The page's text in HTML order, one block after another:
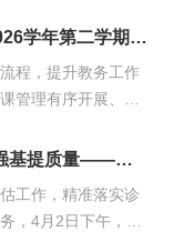
执业资格考试5524教务处成功召开2025-2026学年第二学期公选课管理与教学工作量计算专题培训会
程，提升教务工作
管理有序开展、教
后召开两场专题培
精准施策抓整改，固本强基提质量——我校召开4月教学工作例会
工作，精准落实诊
，4月2日下午，教